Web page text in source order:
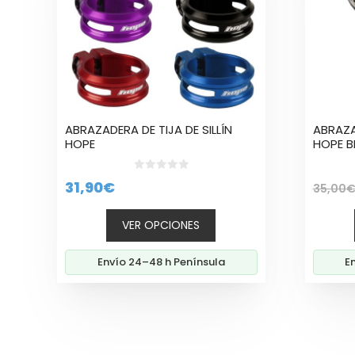
ABRAZADERA DE TIJA DE SILLÍN
HOPE
5
31,90€
VER OPCIONES
Las
opciones
pueden
elegir
en
página
de
Envío 24–48 h Península
HOPE
35,00€
página
de